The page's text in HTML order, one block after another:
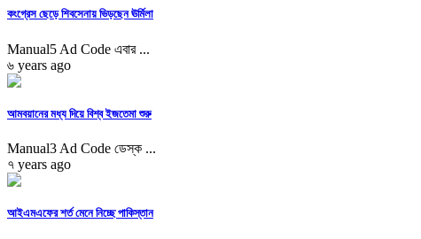
কংগ্রেস ছেড়ে শিবসেনায় ভিড়ছেন ঊর্মিলা
Manual5 Ad Code এবার ...
৬ years ago
আমবয়ানের মধ্য দিয়ে বিশ্ব ইজতেমা শুরু
Manual3 Ad Code ডেস্ক ...
৭ years ago
আইএমএফের শর্ত মেনে নিচ্ছে পাকিস্তান